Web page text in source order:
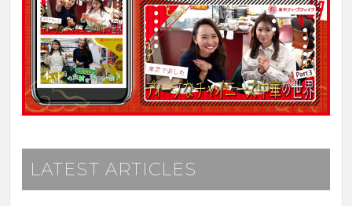
LATEST ARTICLES